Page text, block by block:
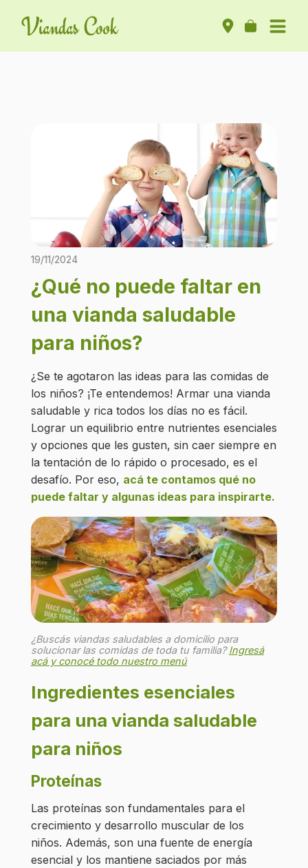
19/11/2024
¿Qué no puede faltar en
una vianda saludable
para niños?
¿Se te agotaron las ideas para las comidas de
los niños? ¡Te entendemos! Armar una vianda
saludable y rica todos los días no es fácil.
Lograr un equilibrio entre nutrientes esenciales
y opciones que les gusten, sin caer siempre en
la tentación de lo rápido o procesado, es el
desafío. Por eso, acá te contamos qué no
puede faltar y algunas ideas para inspirarte.
¿Buscás viandas saludables a domicilio para
solucionar las comidas de toda tu familia?Ingresá
acá y conocé todo nuestro menú
Ingredientes esenciales
para una vianda saludable
para niños
Proteínas
Las proteínas son fundamentales para el
crecimiento y desarrollo muscular de los
niños. Además, son una fuente de energía
esencial y los mantiene saciados por más